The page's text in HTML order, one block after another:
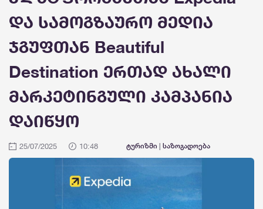
და სამოგზაურო მედია
ჯგუფთან Beautiful
Destination ერთად ახალი
მარკეტინგული კამპანია
დაიწყო
25/07/2025 10:48 ტურიზმი საზოგადოება